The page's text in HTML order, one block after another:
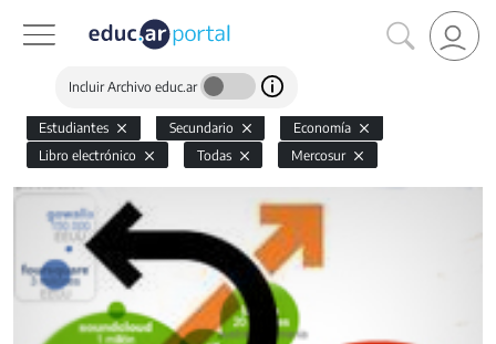
Incluir Archivo educ.ar
Estudiantes Secundario
Economía
Libro electrónico
Todas Mercosur